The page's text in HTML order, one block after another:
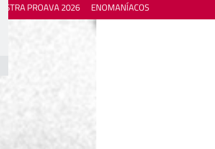
PROAVA 2026 ENOMANÍACOS